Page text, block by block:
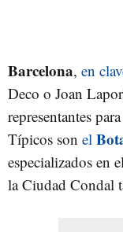
Barcelona, en
Deco o Joan
representantes
Típicos son el
especializados en
la Ciudad Condal